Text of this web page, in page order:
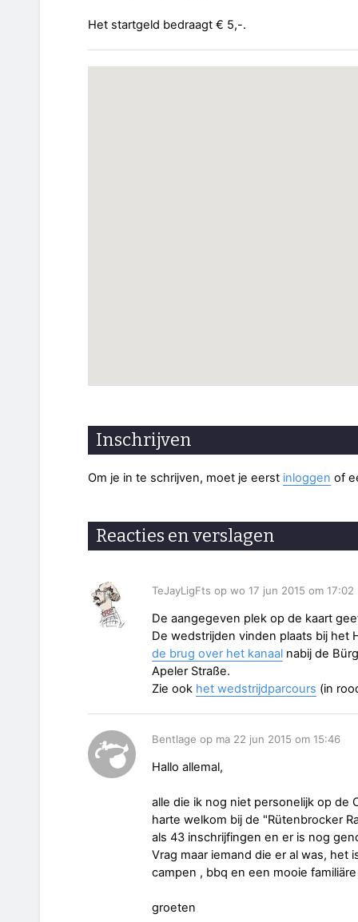
Het startgeld bedraagt € 5,-.
Inschrijven
Om je in te schrijven, moet je eerst inloggen of
Reacties en verslagen
TeJayLigFts op wo 17 jun 2015 om 17:02
De aangegeven plek op de kaart
De wedstrijden vinden plaats bij het
de brug over het kanaal nabij de
Apeler Straße.
Zie ook het wedstrijdparcours (in
Bentlage op ma 22 jun 2015 om 15:46
Hallo allemal,
alle die ik nog niet personelijk op de
harte welkom bij de "Rütenbrocker
als 43 inschrijfingen en er is nog
Vrag maar iemand die er al was,
campen , bbq en een mooie
groeten